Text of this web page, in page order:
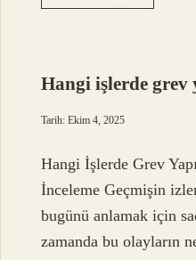
bitişik
Hangi işlerde grev
Tarih: Ekim 4, 2025
Hangi İşlerde Grev
İnceleme Geçmişin
bugünü anlamak için
zamanda bu olayların